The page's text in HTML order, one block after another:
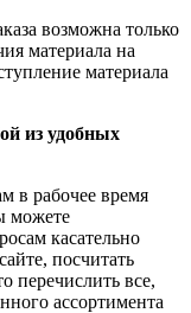
возможна только
материала на
материала
из удобных
в рабочее время
можете
касательно
посчитать
перечислить все,
ассортимента